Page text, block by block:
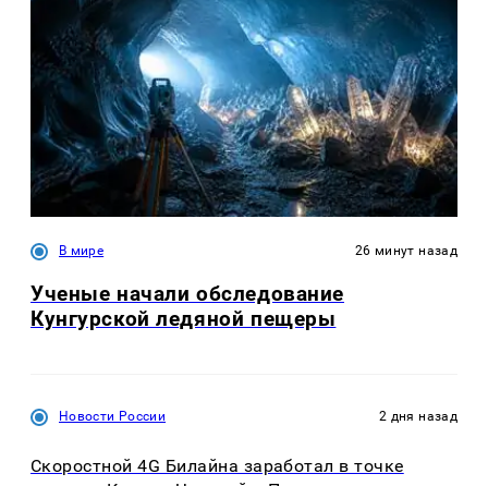
В мире 26 минут назад
Ученые начали обследование
Кунгурской ледяной пещеры
Новости России 2 дня назад
Скоростной 4G Билайна заработал в точке